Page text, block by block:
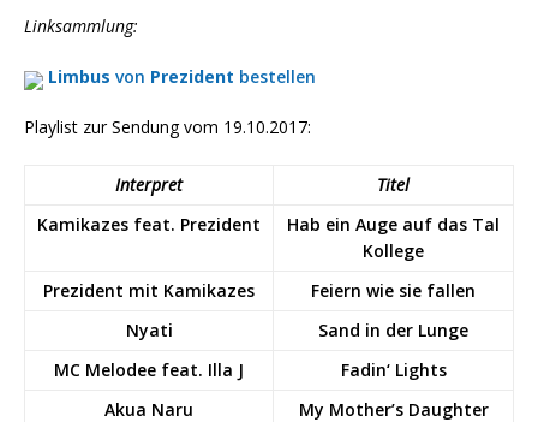
Linksammlung:
Limbus von Prezident bestellen
Playlist zur Sendung vom 19.10.2017:
Interpret
Titel
Kamikazes feat. Prezident
Hab ein Auge auf das Tal
Kollege
Prezident mit Kamikazes
Feiern wie sie fallen
Nyati
Sand in der Lunge
MC Melodee feat. Illa J
Fadin‘ Lights
Akua Naru
My Mother’s Daughter